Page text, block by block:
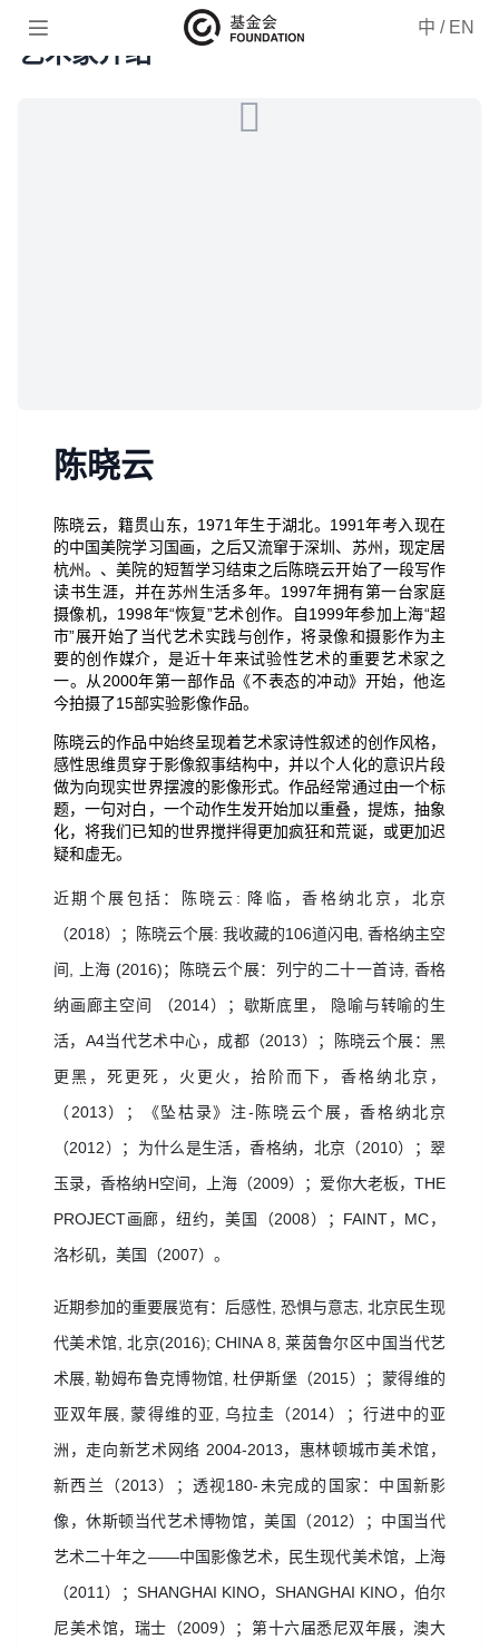
 中 / EN
艺术家介绍
陈晓云
陈晓云，籍贯山东， 1971 年生于湖北。 1991年考入现在
的中国美院学习国画，之后又流窜于深圳、苏州，现定居
杭州。、美院的短暂学习结束之后陈晓云开始了一段写作
读书生涯，并在苏州生活多年。 1997年拥有第一台家庭
摄像机， 1998年“恢复”艺术创作。自1999年参加上海“超
市”展开始了当代艺术实践与创作，将录像和摄影作为主
要的创作媒介，是近十年来试验性艺术的重要艺术家之
一。
从 2000年第一部作品《不表态的冲动》开始，他迄
今拍摄了15部实验影像作品。
陈晓云的作品中始终呈现着艺术家诗性叙述的创作风格，
感性思维贯穿于影像叙事结构中，并以个人化的意识片段
做为向现实世界摆渡的影像形式。作品经常通过由一个标
题，一句对白，一个动作生发开始加以重叠，提炼，抽象
化，将我们已知的世界搅拌得更加疯狂和荒诞，或更加迟
疑和虚无。
近期个展包括：陈晓云 : 降临，香格纳北京，北京
（2018）；陈晓云个展: 我收藏的106道闪电 香格纳主空
间
上海 (2016)；陈晓云个展：列宁的二十一首诗 香格
纳画廊主空间
（2014）；歇斯底里，
隐喻与转喻的生
活， A4当代艺术中心，成都（2013）；陈晓云个展：黑
更黑，死更死，火更火，拾阶而下，香格纳北京，
（2013）；《坠枯录》注- 陈晓云个展，香格纳北京
（2012）；为什么是生活，香格纳，北京（2010）；翠
玉录，香格纳H空间，上海（2009）；爱你大老板，THE
PROJECT画廊，纽约，美国（2008）； FAINT， MC，
洛杉矶，美国（2007）。
近期参加的重要展览有：后感性 恐惧与意志 北京民生现
代美术馆 ,北京(2016); CHINA 8,莱茵鲁尔区中国当代艺
术展 ,勒姆布鲁克博物馆 ,杜伊斯堡（2015）；蒙得维的
亚双年展 ,蒙得维的亚 ,乌拉圭（2014）；行进中的亚
洲，走向新艺术网络 2004-2013，惠林顿城市美术馆，
新西兰（2013）；透视180-未完成的国家：中国新影
像，休斯顿当代艺术博物馆，美国（2012）；中国当代
艺术二十年之——中国影像艺术，民生现代美术馆，上海
（2011）； SHANGHAI KINO，SHANGHAI KINO，伯尔
尼美术馆，瑞士（2009）；第十六届悉尼双年展，澳大